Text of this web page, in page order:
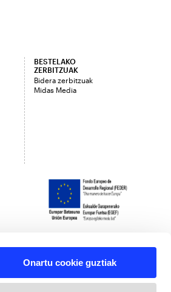
Onartu cookie guztiak
BESTELAKO
ZERBITZUAK
Bidera zerbitzuak
Midas Media